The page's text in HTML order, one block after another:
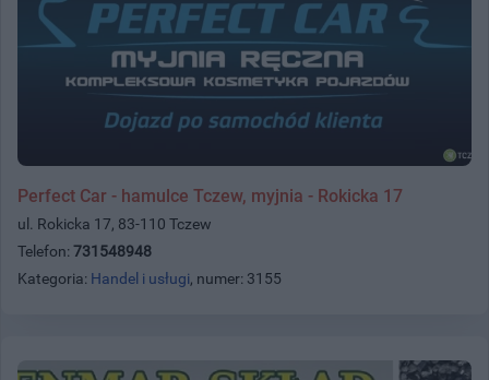
Perfect Car - hamulce Tczew, myjnia - Rokicka 17
ul. Rokicka 17, 83-110 Tczew
Telefon: 731548948
Kategoria: Handel i usługi, numer: 3155